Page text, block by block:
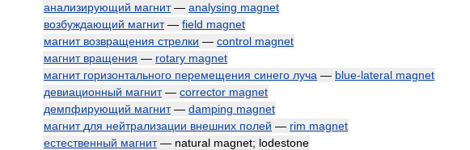
анализирующий магнит— analysing magnet
возбуждающий магнит— field magnet
магнит возвращения стрелки — control magnet
магнит вращения — rotary magnet
магнит горизонтального перемещения синего луча — blue-lateral magnet
девиационный магнит — corrector magnet
демпфирующий магнит— damping magnet
магнит для нейтрализации внешних полей — rim magnet
естественный магнит— natural magnet; lodestone